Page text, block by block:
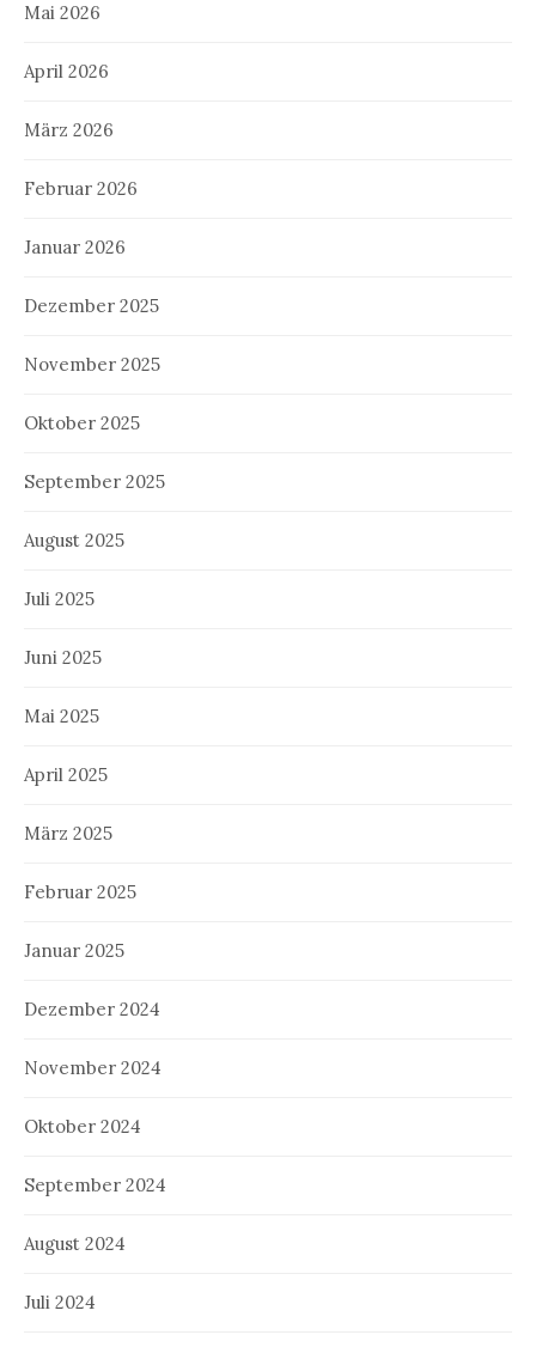
Mai 2026
April 2026
März 2026
Februar 2026
Januar 2026
Dezember 2025
November 2025
Oktober 2025
September 2025
August 2025
Juli 2025
Juni 2025
Mai 2025
April 2025
März 2025
Februar 2025
Januar 2025
Dezember 2024
November 2024
Oktober 2024
September 2024
August 2024
Juli 2024